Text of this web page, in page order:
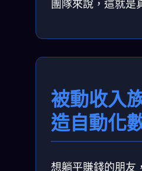
團隊來說，這就是
被動收入
造自動化
想躺平賺錢的朋友